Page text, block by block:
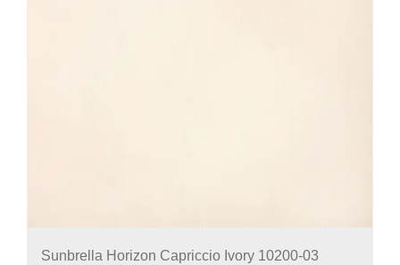
Sunbrella Horizon Capriccio Ivory 10200-03